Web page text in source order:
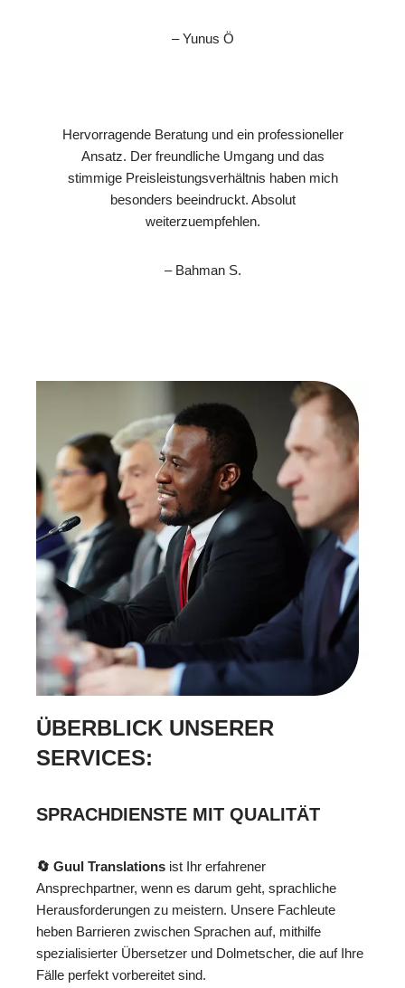
– Yunus Ö
Hervorragende Beratung und ein professioneller
Ansatz. Der freundliche Umgang und das
stimmige Preisleistungsverhältnis haben mich
besonders beeindruckt. Absolut
weiterzuempfehlen.
– Bahman S.
ÜBERBLICK UNSERER
SERVICES:
SPRACHDIENSTE MIT QUALITÄT
🔄 Guul Translations ist Ihr erfahrener
Ansprechpartner, wenn es darum geht, sprachliche
Herausforderungen zu meistern. Unsere Fachleute
heben Barrieren zwischen Sprachen auf, mithilfe
spezialisierter Übersetzer und Dolmetscher, die auf Ihre
Fälle perfekt vorbereitet sind.